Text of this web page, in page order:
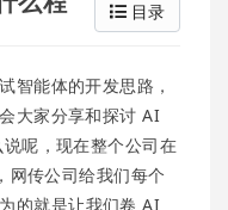
目录
智能体的开发思路，
大家分享和探讨 AI
呢，现在整个公司在
网传公司给我们每个
的就是让我们卷 AI